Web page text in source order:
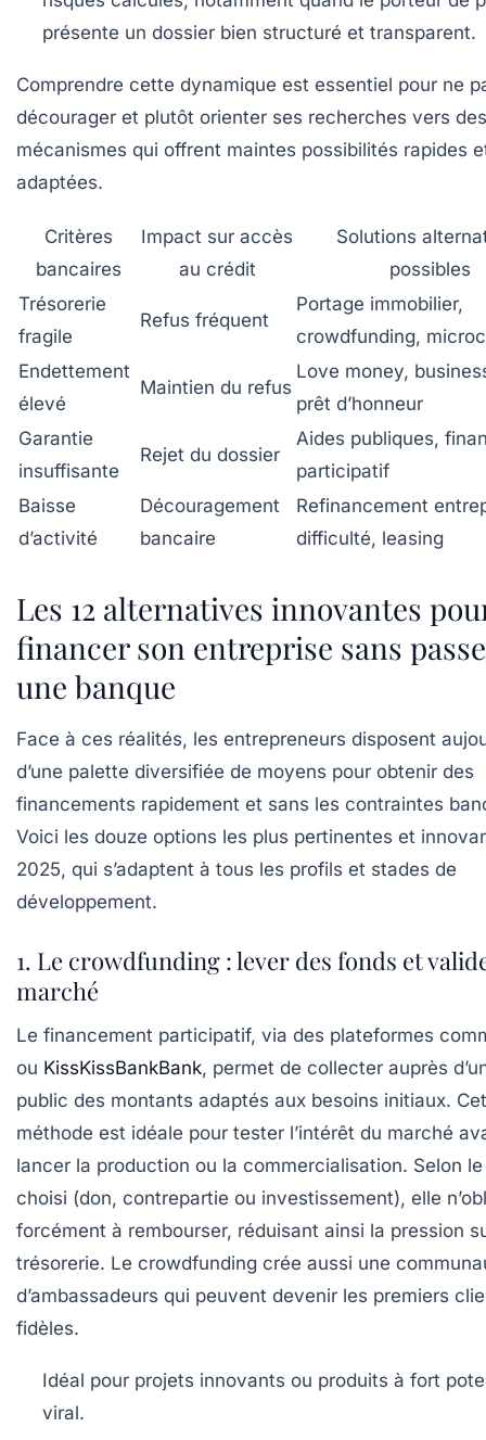
présente un dossier bien structuré et transparent.
Comprendre cette dynamique est essentiel pour ne
décourager et plutôt orienter ses recherches vers des
mécanismes qui offrent maintes possibilités rapides
adaptées.
Critères
bancaires
Impact sur accès
au crédit
Solutions
possibles
Trésorerie
fragile
Refus fréquent
Portage immobilier,
crowdfunding,
Endettement
élevé
Maintien du refus
Love money,
prêt d’honneur
Garantie
insuffisante
Rejet du dossier
Aides publiques,
participatif
Baisse
d’activité
Découragement
bancaire
Refinancement
difficulté, leasing
Les 12 alternatives innovantes
financer son entreprise sans
une banque
Face à ces réalités, les entrepreneurs disposent
d’une palette diversifiée de moyens pour obtenir des
financements rapidement et sans les contraintes
Voici les douze options les plus pertinentes et
2025, qui s’adaptent à tous les profils et stades de
développement.
1. Le crowdfunding : lever des fonds et
marché
Le financement participatif, via des plateformes
ou KissKissBankBank, permet de collecter auprès
public des montants adaptés aux besoins initiaux.
méthode est idéale pour tester l’intérêt du marché
lancer la production ou la commercialisation. Selon
choisi (don, contrepartie ou investissement), elle
forcément à rembourser, réduisant ainsi la pression
trésorerie. Le crowdfunding crée aussi une
d’ambassadeurs qui peuvent devenir les premiers
fidèles.
Idéal pour projets innovants ou produits à fort
viral.